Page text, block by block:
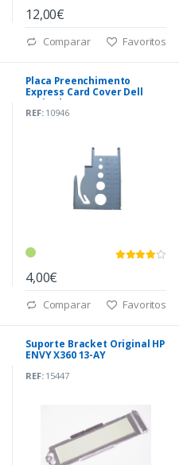
12,00€
Comparar Favoritos
Placa Preenchimento
Express Card Cover Dell
Latitude E6430 (M92YV)
REF:10946
4,00€
Comparar Favoritos
Suporte Bracket Original HP
ENVY X360 13-AY
REF:15447